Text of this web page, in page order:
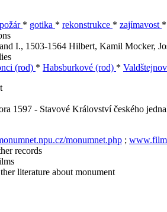
požár * gotika * rekonstrukce * zajímavost *
I., 1503-1564 Hilbert, Kamil Mocker,
(rod) * Habsburkové (rod) *
1597 - Stavové Království českého
monumnet.php ;
records
literature about monument